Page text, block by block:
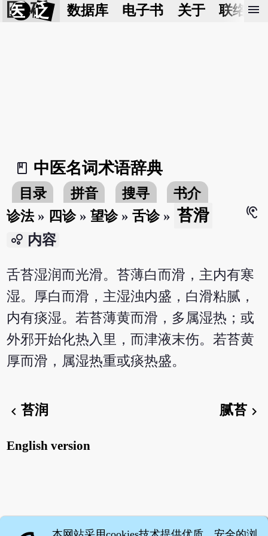
医 砭 数据库 电子书 关于 联络我
menu
book_2
中医名词术语辞典
目录 拼音 搜寻
书介
诊法» 四诊»望诊»舌诊» 苔滑
hearing
bubble_chart 内容
舌苔湿润而光滑。苔薄白而滑，主内有寒
湿。厚白而滑，主湿浊内盛，白滑粘腻，
内有痰湿。若苔薄黄而滑，多属湿热；或
外邪开始化热入里，而津液末伤。若苔黄
厚而滑，属湿热重或痰热盛。
chevron_left 苔润 腻苔 chevron_right
English version